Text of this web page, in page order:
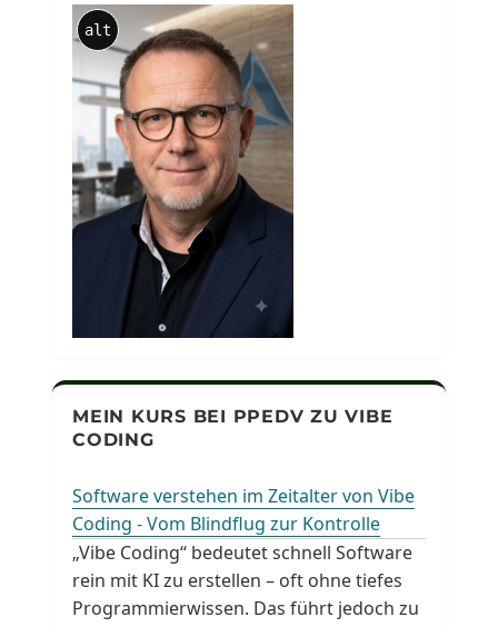
alt
MEIN KURS BEI PPEDV ZU VIBE
CODING
Software verstehen im Zeitalter von Vibe
Coding - Vom Blindflug zur Kontrolle
„Vibe Coding“ bedeutet schnell Software
rein mit KI zu erstellen – oft ohne tiefes
Programmierwissen. Das führt jedoch zu